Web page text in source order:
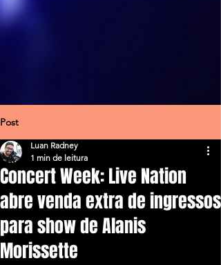
Post
Concert Week: Live Nation
abre venda extra de ingressos
para show de Alanis
Morissette
Luan Radney
1 min de leitura